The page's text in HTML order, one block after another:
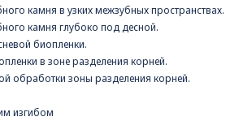
камня в узких межзубных пространствах.
камня глубоко под десной.
биопленки.
в зоне разделения корней.
обработки зоны разделения корней.
изгибом